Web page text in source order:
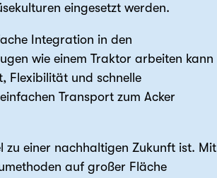
eingesetzt werden.
Integration in den
wie einem Traktor arbeiten kann
Flexibilität und schnelle
Transport zum Acker
zu einer nachhaltigen Zukunft ist. Mit
auf großer Fläche